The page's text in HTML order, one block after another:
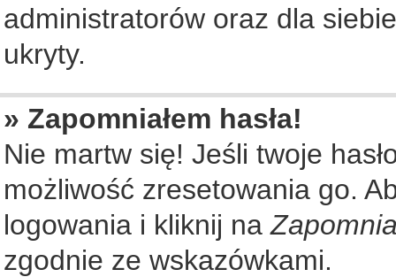
administratorów oraz dla
ukryty.
» Zapomniałem hasła!
Nie martw się! Jeśli twoje
możliwość zresetowania go.
logowania i kliknij na
zgodnie ze wskazówkami.